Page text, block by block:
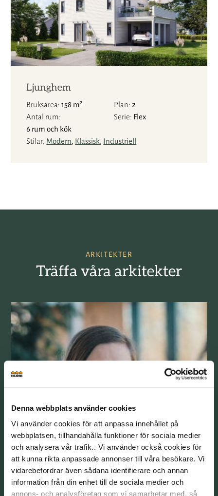
Denna webbplats använder cookies
Vi använder cookies för att anpassa innehållet på
webbplatsen, tillhandahålla funktioner för sociala medier
och analysera vår trafik.. Vi använder också cookies för
att kunna rikta anpassade annonser till våra besökare. Vi
vidarebefordrar även sådana identifierare och annan
information från din enhet till de sociala medier och
annons- och analysföretag som vi samarbetar med, så
Ljunghem
Bruksarea 158 m2 Plan 2
Antal rum
6 rum och kök
Serie Flex
Stilar Modern, Klassisk, Industriell
ARKITEKTER
Träffa våra arkitekter